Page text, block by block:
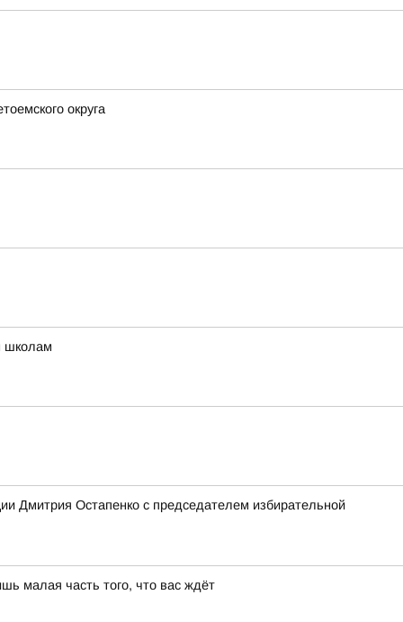
округа
школам
Дмитрия Остапенко с председателем избирательной
малая часть того, что вас ждёт